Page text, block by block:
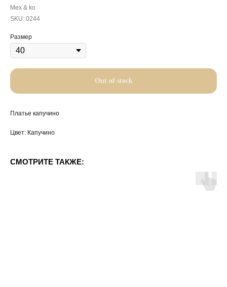
Mex & ko
SKU: 0244
Размер
Out of stock
Платье капучино
Цвет: Капучино
СМОТРИТЕ ТАКЖЕ: